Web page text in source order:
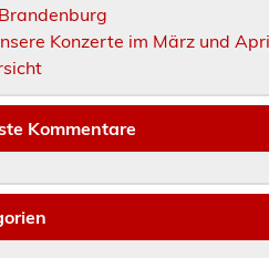
Konzerte im März und
Kommentare